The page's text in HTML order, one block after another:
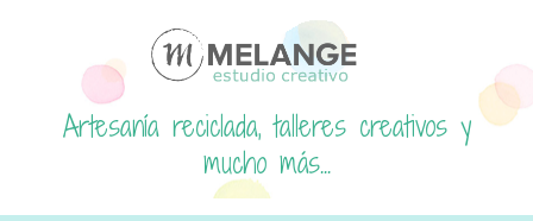
Artesanía reciclada, talleres creativos y
mucho más...